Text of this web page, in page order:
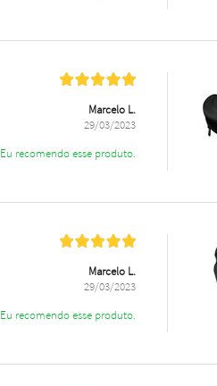
Marcelo L.
29/03/2023
Eu recomendo esse produto.
Marcelo L.
29/03/2023
Eu recomendo esse produto.